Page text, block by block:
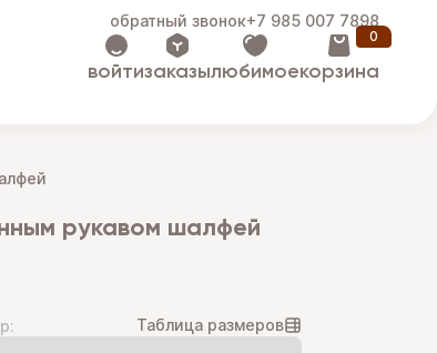
обратный звонок+7 985 007 7898
войтизаказылюбимое
0
корзина
рукавом шалфей
Таблица размеров